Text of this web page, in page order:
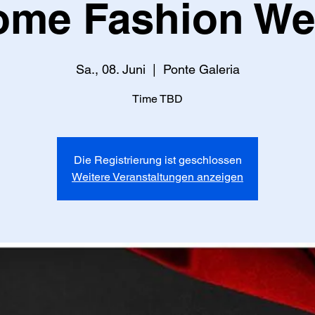
Fashion
Sa., 08. Juni Ponte Galeria
Time TBD
Die Registrierung ist geschlossen
Weitere Veranstaltungen anzeigen